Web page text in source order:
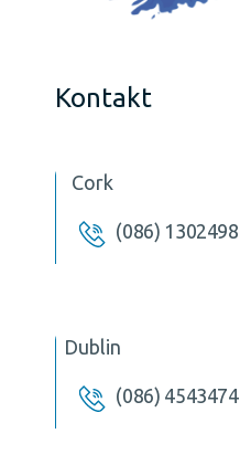
Kontakt
Cork
(086) 1302498
Dublin
(086) 4543474